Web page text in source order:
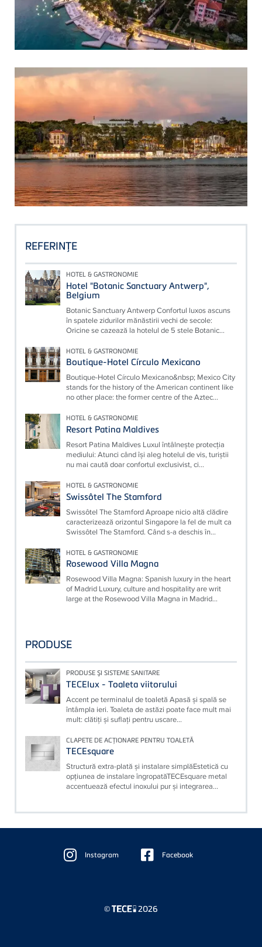
REFERINŢE
HOTEL & GASTRONOMIE
Hotel "Botanic Sanctuary Antwerp",
Belgium
Botanic Sanctuary Antwerp Confortul luxos ascuns
în spatele zidurilor mănăstirii vechi de secole:
Oricine se cazează la hotelul de 5 stele Botanic...
HOTEL & GASTRONOMIE
Boutique-Hotel Círculo Mexicano
Boutique-Hotel Círculo Mexicano&nbsp; Mexico City
stands for the history of the American continent like
no other place: the former centre of the Aztec...
HOTEL & GASTRONOMIE
Resort Patina Maldives
Resort Patina Maldives Luxul întâlnește protecția
mediului: Atunci când își aleg hotelul de vis, turiștii
nu mai caută doar confortul exclusivist, ci...
HOTEL & GASTRONOMIE
Swissôtel The Stamford
Swissôtel The Stamford Aproape nicio altă clădire
caracterizează orizontul Singapore la fel de mult ca
Swissôtel The Stamford. Când s-a deschis în...
HOTEL & GASTRONOMIE
Rosewood Villa Magna
Rosewood Villa Magna: Spanish luxury in the heart
of Madrid Luxury, culture and hospitality are writ
large at the Rosewood Villa Magna in Madrid...
PRODUSE
PRODUSE ŞI SISTEME SANITARE
TECElux - Toaleta viitorului
Accent pe terminalul de toaletă Apasă şi spală se
întâmpla ieri. Toaleta de astăzi poate face mult mai
mult: clătiţi şi suflaţi pentru uscare...
CLAPETE DE ACŢIONARE PENTRU TOALETĂ
TECEsquare
Structură extra-plată şi instalare simplăEstetică cu
opţiunea de instalare îngropatăTECEsquare metal
accentuează efectul inoxului pur şi integrarea...
Instagram Facebook
© 2026